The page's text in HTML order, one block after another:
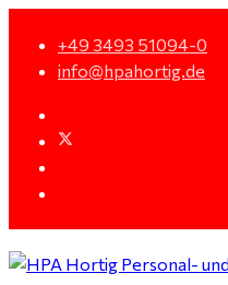
+49 3493 51094-0
info@hpahortig.de